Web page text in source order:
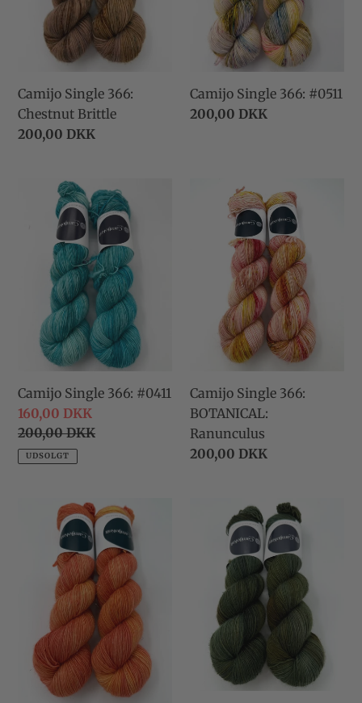
Camijo Single 366:
Chestnut Brittle
Normalpris
200,00 DKK
Camijo Single 366: #0511
Normalpris
200,00 DKK
Camijo
Single
#0411
Camijo Single 366: #0411
Udsalgspris
160,00 DKK
Normalpris
200,00 DKK
UDSOLGT
Single
BOTANICAL:
Ranunculus
Camijo Single 366:
BOTANICAL:
Ranunculus
Normalpris
200,00 DKK
Glitter
Single:
#0503
Single
Day
#2811